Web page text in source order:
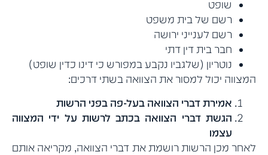
שופט
רשם של בית משפט
רשם לענייני ירושה
חבר בית דין דתי
נוטריון (שלגביו נקבע במפורש כי דינו כדין שופט)
המצווה יכול למסור את הצוואה בשתי דרכים:
אמירת דברי הצוואה בעל-פה בפני הרשות
הגשת דברי הצוואה בכתב לרשות על ידי המצווה
עצמו
לאחר מכן הרשות רושמת את דברי הצוואה, מקריאה אותם